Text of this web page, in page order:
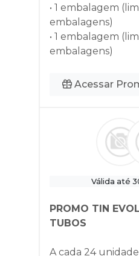
• 1 embalagem
embalagens)
• 1 embalagem
embalagens)
Acessar
Válida até
PROMO TIN
TUBOS
A cada 24